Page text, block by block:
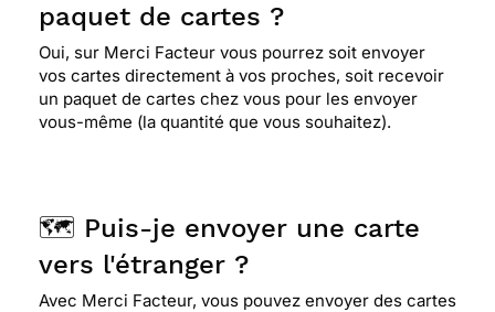
paquet de cartes ?
Oui, sur Merci Facteur vous pourrez soit envoyer
vos cartes directement à vos proches, soit recevoir
un paquet de cartes chez vous pour les envoyer
vous-même (la quantité que vous souhaitez).
🗺️ Puis-je envoyer une carte
vers l'étranger ?
Avec Merci Facteur, vous pouvez envoyer des cartes